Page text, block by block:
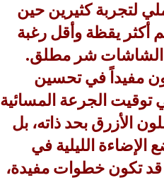
لتجربة كثيرين حين
أكثر يقظة وأقل رغبة
الشاشات شر مطلق.
مفيداً في تحسين
توقيت الجرعة المسائية
الأزرق بحد ذاته، بل
الليلية في
تكون خطوات مفيدة،